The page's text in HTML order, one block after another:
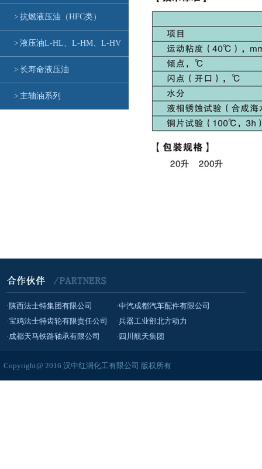
> 抗燃液压油（HFC类）
> 液压油L-HL、L-HM、L-HV
> 长寿命液压油
> 主轴油系列
·陕西法士特集团有限公司
·宝鸡法士特齿轮有限责任公司
·成都天马铁路轴承有限公司
·中汽成都汽车配件有限公司
·兵器工业部北方动力
·四川航天集团
Copyright@ 2016 汉中红润化工有限公司 版权所有